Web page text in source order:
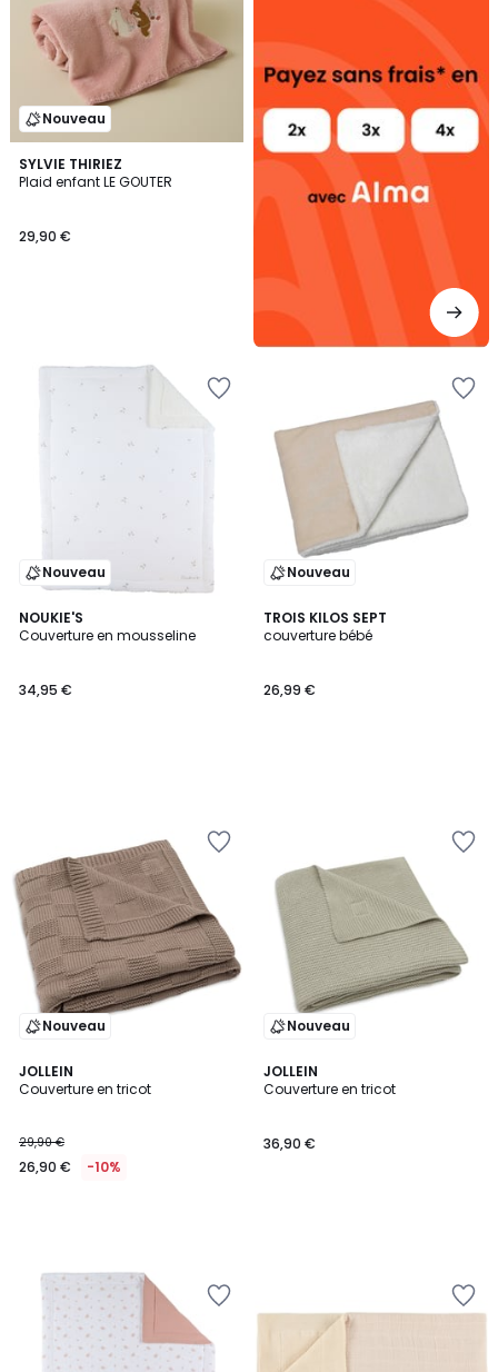
Nouveau
SYLVIE THIRIEZ
Plaid enfant LE GOUTER
29,90 €
Nouveau
NOUKIE'S
Couverture en mousseline
34,95 €
Nouveau
TROIS KILOS SEPT
couverture bébé
26,99 €
Nouveau
JOLLEIN
Couverture en tricot
29,90 €
26,90 € -10%
Nouveau
JOLLEIN
Couverture en tricot
36,90 €